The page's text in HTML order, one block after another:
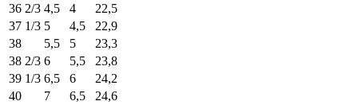
36 2/3 4,5 4
22,5
37 1/3 5 4,5
22,9
38
5,5 5
23,3
38 2/3 6 5,5
23,8
39 1/3 6,5 6
24,2
40
7 6,5
24,6